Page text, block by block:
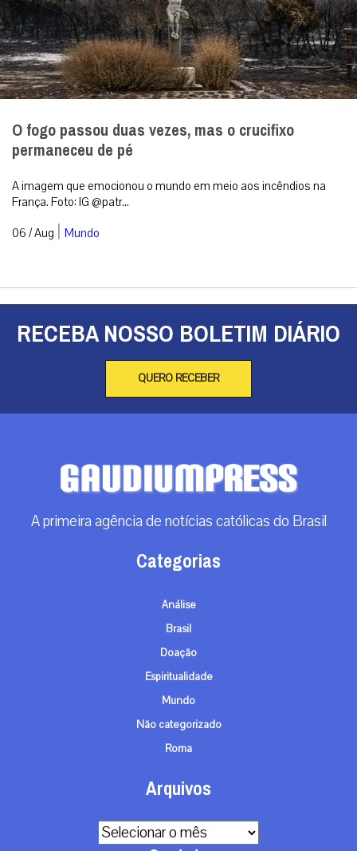
O fogo passou duas vezes, mas o crucifixo
permaneceu de pé
A imagem que emocionou o mundo em meio aos incêndios na
França. Foto: IG @patr...
06 / Aug | Mundo
RECEBA NOSSO BOLETIM DIÁRIO
QUERO RECEBER
A primeira agência de notícias católicas do Brasil
Categorias
Análise
Brasil
Doação
Espiritualidade
Mundo
Não categorizado
Roma
Arquivos
Arquivos